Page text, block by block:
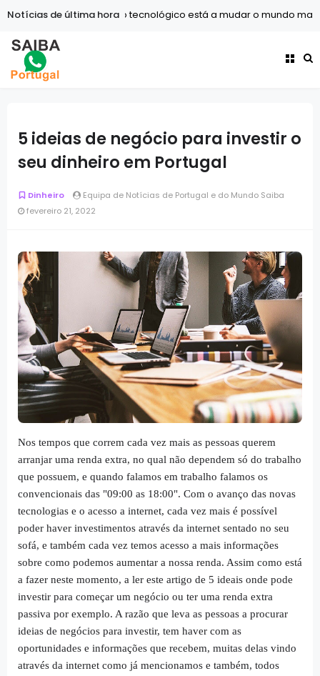
Tecnologia O avanço tecnológico está a mudar o mundo mais
Notícias de última hora
5 ideias de negócio para investir o
seu dinheiro em Portugal
Dinheiro
Equipa de Notícias de Portugal e do Mundo Saiba
fevereiro 21, 2022
Nos tempos que correm cada vez mais as pessoas querem
arranjar uma renda extra, no qual não dependem só do trabalho
que possuem, e quando falamos em trabalho falamos os
convencionais das "09:00 as 18:00". Com o avanço das novas
tecnologias e o acesso a internet, cada vez mais é possível
poder haver investimentos através da internet sentado no seu
sofá, e também cada vez temos acesso a mais informações
sobre como podemos aumentar a nossa renda. Assim como está
a fazer neste momento, a ler este artigo de 5 ideais onde pode
investir para começar um negócio ou ter uma renda extra
passiva por exemplo. A razão que leva as pessoas a procurar
ideias de negócios para investir, tem haver com as
oportunidades e informações que recebem, muitas delas vindo
através da internet como já mencionamos e também, todos